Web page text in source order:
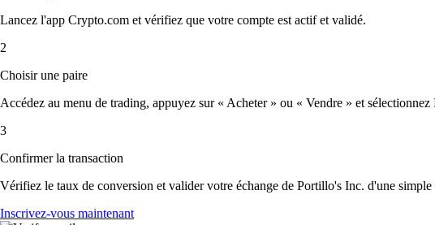
Lancez l'app Crypto.com et vérifiez que votre compte est actif et validé.
2
Choisir une paire
Accédez au menu de trading, appuyez sur « Acheter » ou « Vendre » et
3
Confirmer la transaction
Vérifiez le taux de conversion et valider votre échange de Portillo's Inc. d'une simple
Inscrivez-vous maintenant